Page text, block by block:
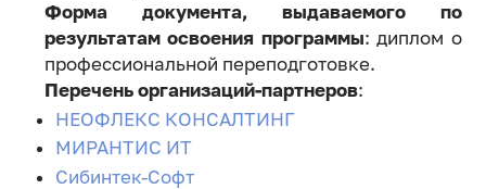
Форма документа, выдаваемого по
результатам освоения программы: диплом о
профессиональной переподготовке.
Перечень организаций-партнеров:
НЕОФЛЕКС КОНСАЛТИНГ
МИРАНТИС ИТ
Сибинтек-Софт